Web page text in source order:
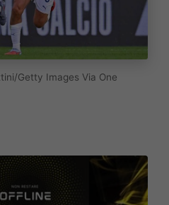
Getty Images Via One